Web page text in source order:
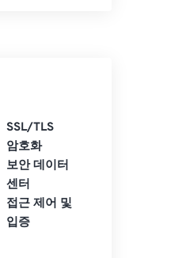
SSL/TLS
암호화
보안 데이터
센터
접근 제어 및
입증